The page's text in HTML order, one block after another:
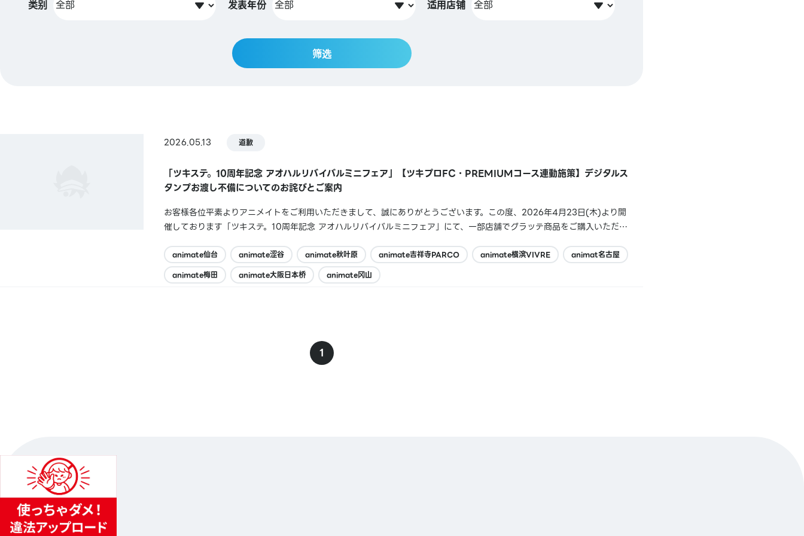
类别 发表年份 适用店铺
筛选
2026.05.13 道歉
「ツキステ。10周年記念 アオハルリバイバルミニフェア」【ツキプロFC・PREMIUMコース連動施策】デジタルス
タンプお渡し不備についてのお詫びとご案内
お客様各位平素よりアニメイトをご利用いただきまして、誠にありがとうございます。この度、2026年4月23日(木)より開
催しております「ツキステ。10周年記念 アオハルリバイバルミニフェア」にて、一部店舗でグラッテ商品をご購入いただい
ました。お客様には多大なるご迷惑をおかけしましたこと、...
animate仙台 animate涩谷 animate秋叶原 animate吉祥寺PARCO animate横滨VIVRE
animat名古屋
animate梅田
animate大阪日本桥 animate冈山
1